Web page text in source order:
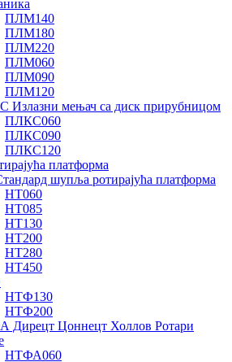
ПЛМ140
ПЛМ180
ПЛМ220
ПЛМ060
ПЛМ090
ПЛМ120
Излазни мењач са диск прирубницом
ПЛКС060
ПЛКС090
ПЛКС120
платформа
шупља ротирајућа платформа
НТ060
НТ085
НТ130
НТ200
НТ280
НТ450
НТФ130
НТФ200
Дирецт Цоннецт Холлов Ротари
НТФА060